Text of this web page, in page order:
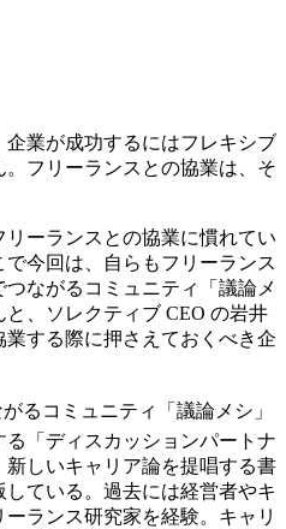
業が成功するにはフレキシブ
フリーランスとの協業は、そ
ーランスとの協業に慣れてい
今回は、自らもフリーランス
ながるコミュニティ「議論メ
、ソレクティブ CEO の岩井
する際に押さえておくべき企
るコミュニティ「議論メシ」
「ディスカッションパートナ
しいキャリア論を提唱する書
ている。過去には経営者やキ
ランス研究家を経験。キャリ